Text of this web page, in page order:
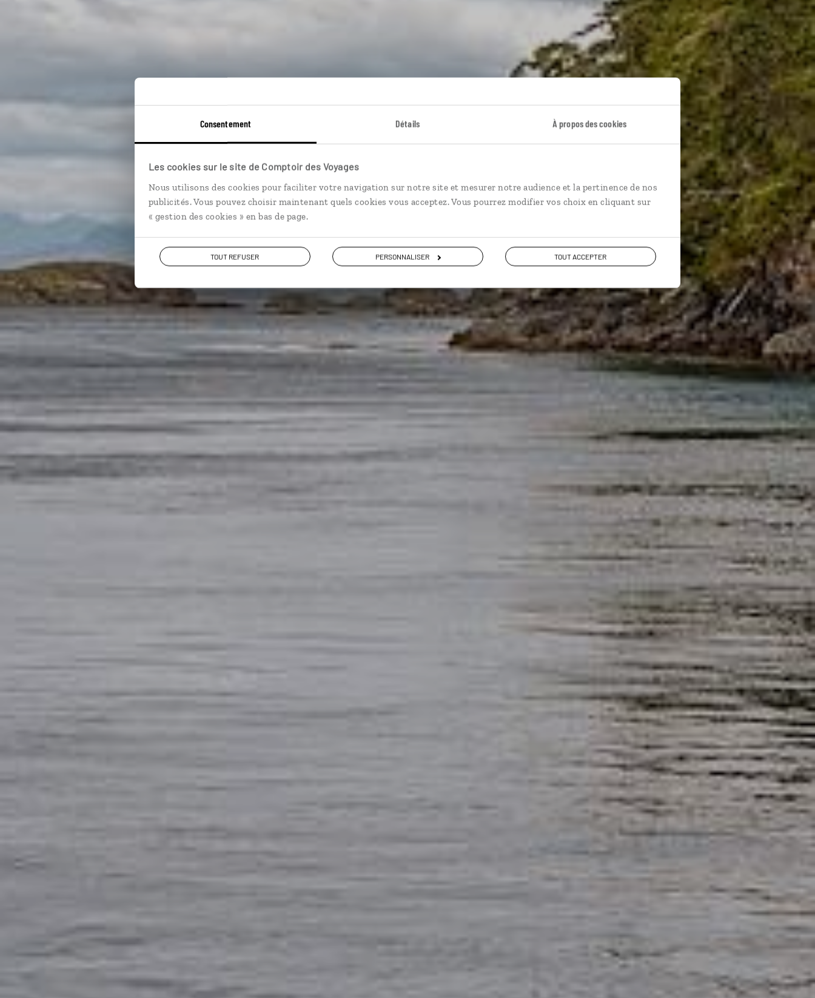
Consentement Détails À propos des cookies
Les cookies sur le site de Comptoir des Voyages
Nous utilisons des cookies pour faciliter votre navigation sur notre site et mesurer notre audience et la pertinence de nos
publicités. Vous pouvez choisir maintenant quels cookies vous acceptez. Vous pourrez modifier vos choix en cliquant sur
« gestion des cookies » en bas de page.
TOUT REFUSER PERSONNALISER TOUT ACCEPTER
Voyage Ouest canadien
VOIR NOS 11 IDÉES DE VOYAGE DANS L' OUEST CANADIEN